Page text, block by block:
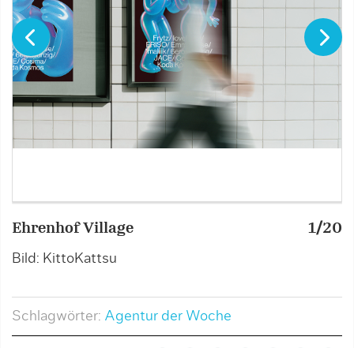
Ehrenhof Village
Bild: KittoKattsu
1/20
Schlagwörter: Agentur der Woche